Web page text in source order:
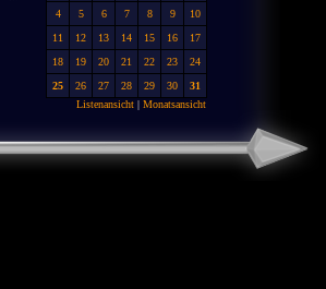
4
5 6 7 8 9
10
11
12 13 14 15 16
17
18
19 20 21 22 23
24
25
26 27 28 29 30
31
Listenansicht | Monatsansicht